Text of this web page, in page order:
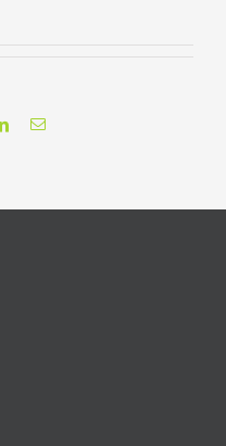
LinkedInCorreo